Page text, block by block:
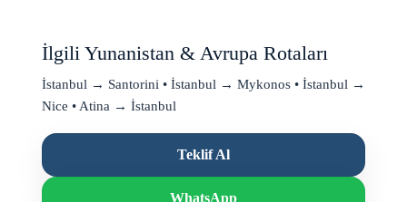
İlgili Yunanistan & Avrupa Rotaları
İstanbul → Santorini • İstanbul → Mykonos• İstanbul →
Nice • Atina → İstanbul
Teklif Al
WhatsApp